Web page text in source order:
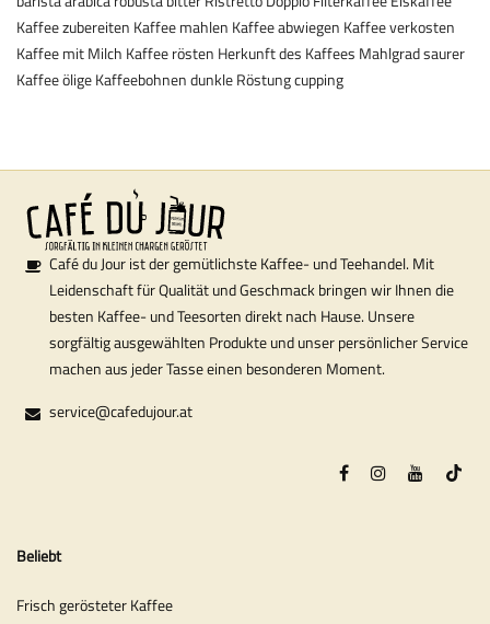
Kaffee zubereiten Kaffee mahlen Kaffee abwiegen Kaffee verkosten
Kaffee mit Milch Kaffee rösten Herkunft des Kaffees Mahlgradsaurer
Kaffeeölige Kaffeebohnendunkle Röstungcupping
Café du Jour ist der gemütlichste Kaffee- und Teehandel. Mit
Leidenschaft für Qualität und Geschmack bringen wir Ihnen die
besten Kaffee- und Teesorten direkt nach Hause. Unsere
sorgfältig ausgewählten Produkte und unser persönlicher Service
machen aus jeder Tasse einen besonderen Moment.
service@cafedujour.at
Beliebt
Frisch gerösteter Kaffee